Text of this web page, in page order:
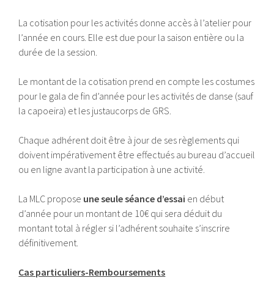
La cotisation pour les activités donne accès à l’atelier pour
l’année en cours. Elle est due pour la saison entière ou la
durée de la session.
Le montant de la cotisation prend en compte les costumes
pour le gala de fin d’année pour les activités de danse (sauf
la capoeira) et les justaucorps de GRS.
Chaque adhérent doit être à jour de ses règlements qui
doivent impérativement être effectués au bureau d’accueil
ou en ligne avant la participation à une activité.
La MLC propose une seule séance d’essai en début
d’année pour un montant de 10€ qui sera déduit du
montant total à régler si l’adhérent souhaite s’inscrire
définitivement.
Cas particuliers-Remboursements